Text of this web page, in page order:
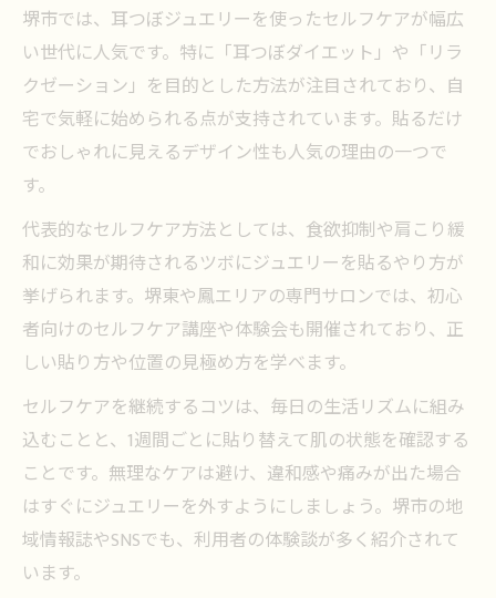
堺市では、耳つぼジュエリーを使ったセルフケアが幅広
い世代に人気です。特に「耳つぼダイエット」や「リラ
クゼーション」を目的とした方法が注目されており、自
宅で気軽に始められる点が支持されています。貼るだけ
でおしゃれに見えるデザイン性も人気の理由の一つで
す。
代表的なセルフケア方法としては、食欲抑制や肩こり緩
和に効果が期待されるツボにジュエリーを貼るやり方が
挙げられます。堺東や鳳エリアの専門サロンでは、初心
者向けのセルフケア講座や体験会も開催されており、正
しい貼り方や位置の見極め方を学べます。
セルフケアを継続するコツは、毎日の生活リズムに組み
込むことと、1週間ごとに貼り替えて肌の状態を確認する
ことです。無理なケアは避け、違和感や痛みが出た場合
はすぐにジュエリーを外すようにしましょう。堺市の地
域情報誌やSNSでも、利用者の体験談が多く紹介されて
います。